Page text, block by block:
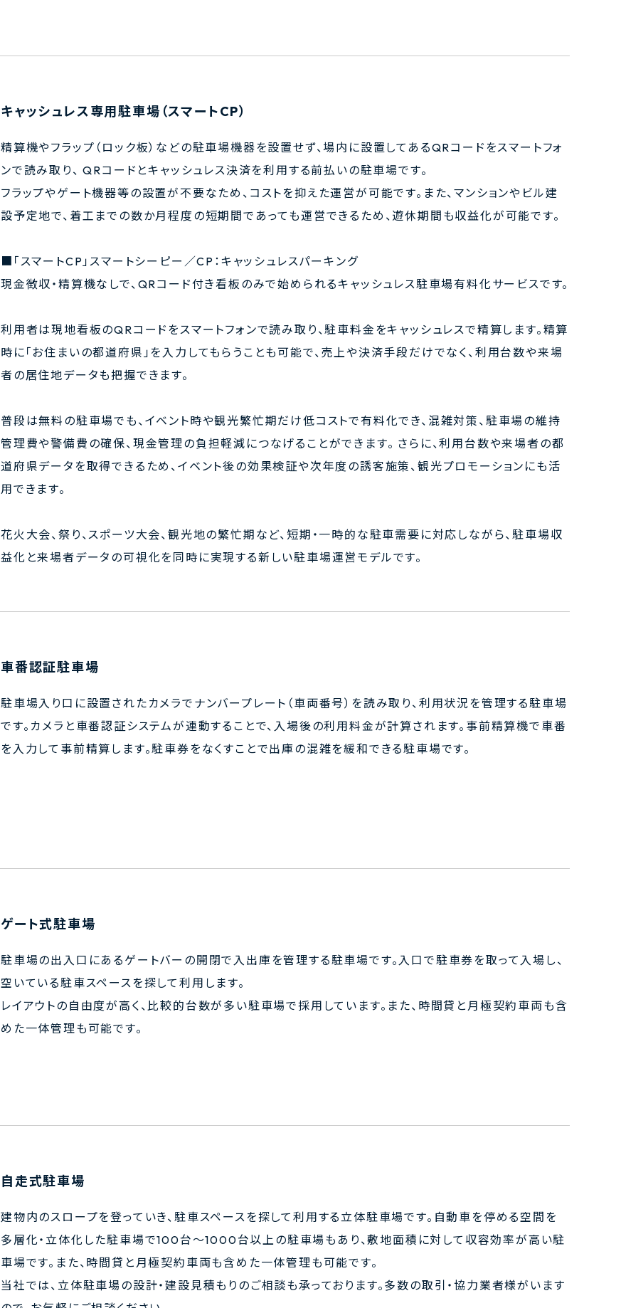
キャッシュレス専用駐車場（スマートCP）
精算機やフラップ（ロック板）などの駐車場機器を設置せず、場内に設置してあるQRコードをスマートフォ
ンで読み取り、 QRコードとキャッシュレス決済を利用する前払いの駐車場です。
フラップやゲート機器等の設置が不要なため、コストを抑えた運営が可能です。また、マンションやビル建
設予定地で、着工までの数か月程度の短期間であっても運営できるため、遊休期間も収益化が可能です。
■「スマートCP」スマートシーピー／CP：キャッシュレスパーキング
現金徴収・精算機なしで、QRコード付き看板のみで始められるキャッシュレス駐車場有料化サービスです。
利用者は現地看板のQRコードをスマートフォンで読み取り、駐車料金をキャッシュレスで精算します。精算
時に「お住まいの都道府県」を入力してもらうことも可能で、売上や決済手段だけでなく、利用台数や来場
者の居住地データも把握できます。
普段は無料の駐車場でも、イベント時や観光繁忙期だけ低コストで有料化でき、混雑対策、駐車場の維持
管理費や警備費の確保、現金管理の負担軽減につなげることができます。 さらに、利用台数や来場者の都
道府県データを取得できるため、イベント後の効果検証や次年度の誘客施策、観光プロモーションにも活
用できます。
花火大会、祭り、スポーツ大会、観光地の繁忙期など、短期・一時的な駐車需要に対応しながら、駐車場収
益化と来場者データの可視化を同時に実現する新しい駐車場運営モデルです。
車番認証駐車場
駐車場入り口に設置されたカメラでナンバープレート（車両番号）を読み取り、利用状況を管理する駐車場
です。カメラと車番認証システムが連動することで、入場後の利用料金が計算されます。事前精算機で車番
を入力して事前精算します。駐車券をなくすことで出庫の混雑を緩和できる駐車場です。
ゲート式駐車場
駐車場の出入口にあるゲートバーの開閉で入出庫を管理する駐車場です。入口で駐車券を取って入場し、
空いている駐車スペースを探して利用します。
レイアウトの自由度が高く、比較的台数が多い駐車場で採用しています。また、時間貸と月極契約車両も含
めた一体管理も可能です。
自走式駐車場
建物内のスロープを登っていき、駐車スペースを探して利用する立体駐車場です。自動車を停める空間を
多層化・立体化した駐車場で100台～1000台以上の駐車場もあり、敷地面積に対して収容効率が高い駐
車場です。また、時間貸と月極契約車両も含めた一体管理も可能です。
当社では、立体駐車場の設計・建設見積もりのご相談も承っております。多数の取引・協力業者様がいます